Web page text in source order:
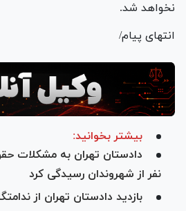
نخواهد شد.
انتهای پیام/
بیشتر بخوانید:
نفر از شهروندان رسیدگی کرد
بازدید دادستان تهران از